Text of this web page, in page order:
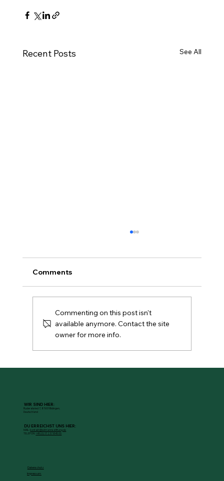
WIR SIND HIER:
Ruderatsried 7, 87651 Bidingen,
Deutschland
DU ERREICHST UNS HIER:
MAIL:kontakt@wilmanns-stiftung.de
TELEFON: +49 (0) 17 237 845 00
Datenschutz
Impressum
Recent Posts See All
Fisch als Gamechanger – warum er
smarter machen kann
Comments
Commenting on this post isn't
available anymore. Contact the site
owner for more info.